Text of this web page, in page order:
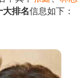
大排名信息如下：